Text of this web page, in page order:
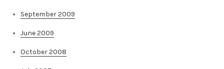
September 2009
June 2009
October 2008